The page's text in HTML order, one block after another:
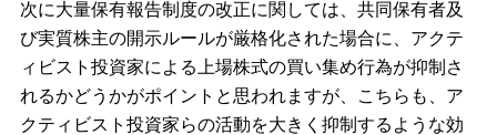
次に大量保有報告制度の改正に関しては、共同保有者及
び実質株主の開示ルールが厳格化された場合に、アクテ
ィビスト投資家による上場株式の買い集め行為が抑制さ
れるかどうかがポイントと思われますが、こちらも、ア
クティビスト投資家らの活動を大きく抑制するような効